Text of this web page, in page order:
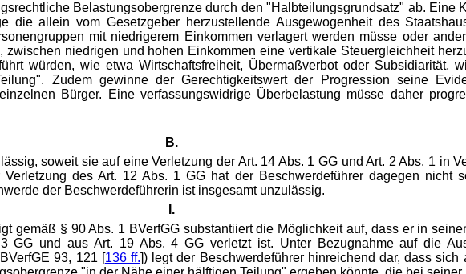
Belastungsobergrenze durch den "Halbteilungsgrundsatz" ab. Eine
die allein vom Gesetzgeber herzustellende Ausgewogenheit des
mit niedrigerem Einkommen verlagert werden müsse oder
niedrigen und hohen Einkommen eine vertikale Steuergleichheit
würden, wie etwa Wirtschaftsfreiheit, Übermaßverbot oder Subsidiarität,
Zudem gewinne der Gerechtigkeitswert der Progression seine
Bürger. Eine verfassungswidrige Überbelastung müsse daher
B.
soweit sie auf eine Verletzung der Art. 14 Abs. 1 GG und Art. 2 Abs. 1 in
des Art. 12 Abs. 1 GG hat der Beschwerdeführer dagegen nicht
der Beschwerdeführerin ist insgesamt unzulässig.
I.
gemäß § 90 Abs. 1 BVerfGG substantiiert die Möglichkeit auf, dass er in
und aus Art. 19 Abs. 4 GG verletzt ist. Unter Bezugnahme auf die
93, 121 [136 ff.]) legt der Beschwerdeführer hinreichend dar, dass